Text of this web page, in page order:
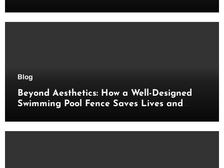
Blog
Beyond Aesthetics: How a Well-Designed
Swimming Pool Fence Saves Lives and